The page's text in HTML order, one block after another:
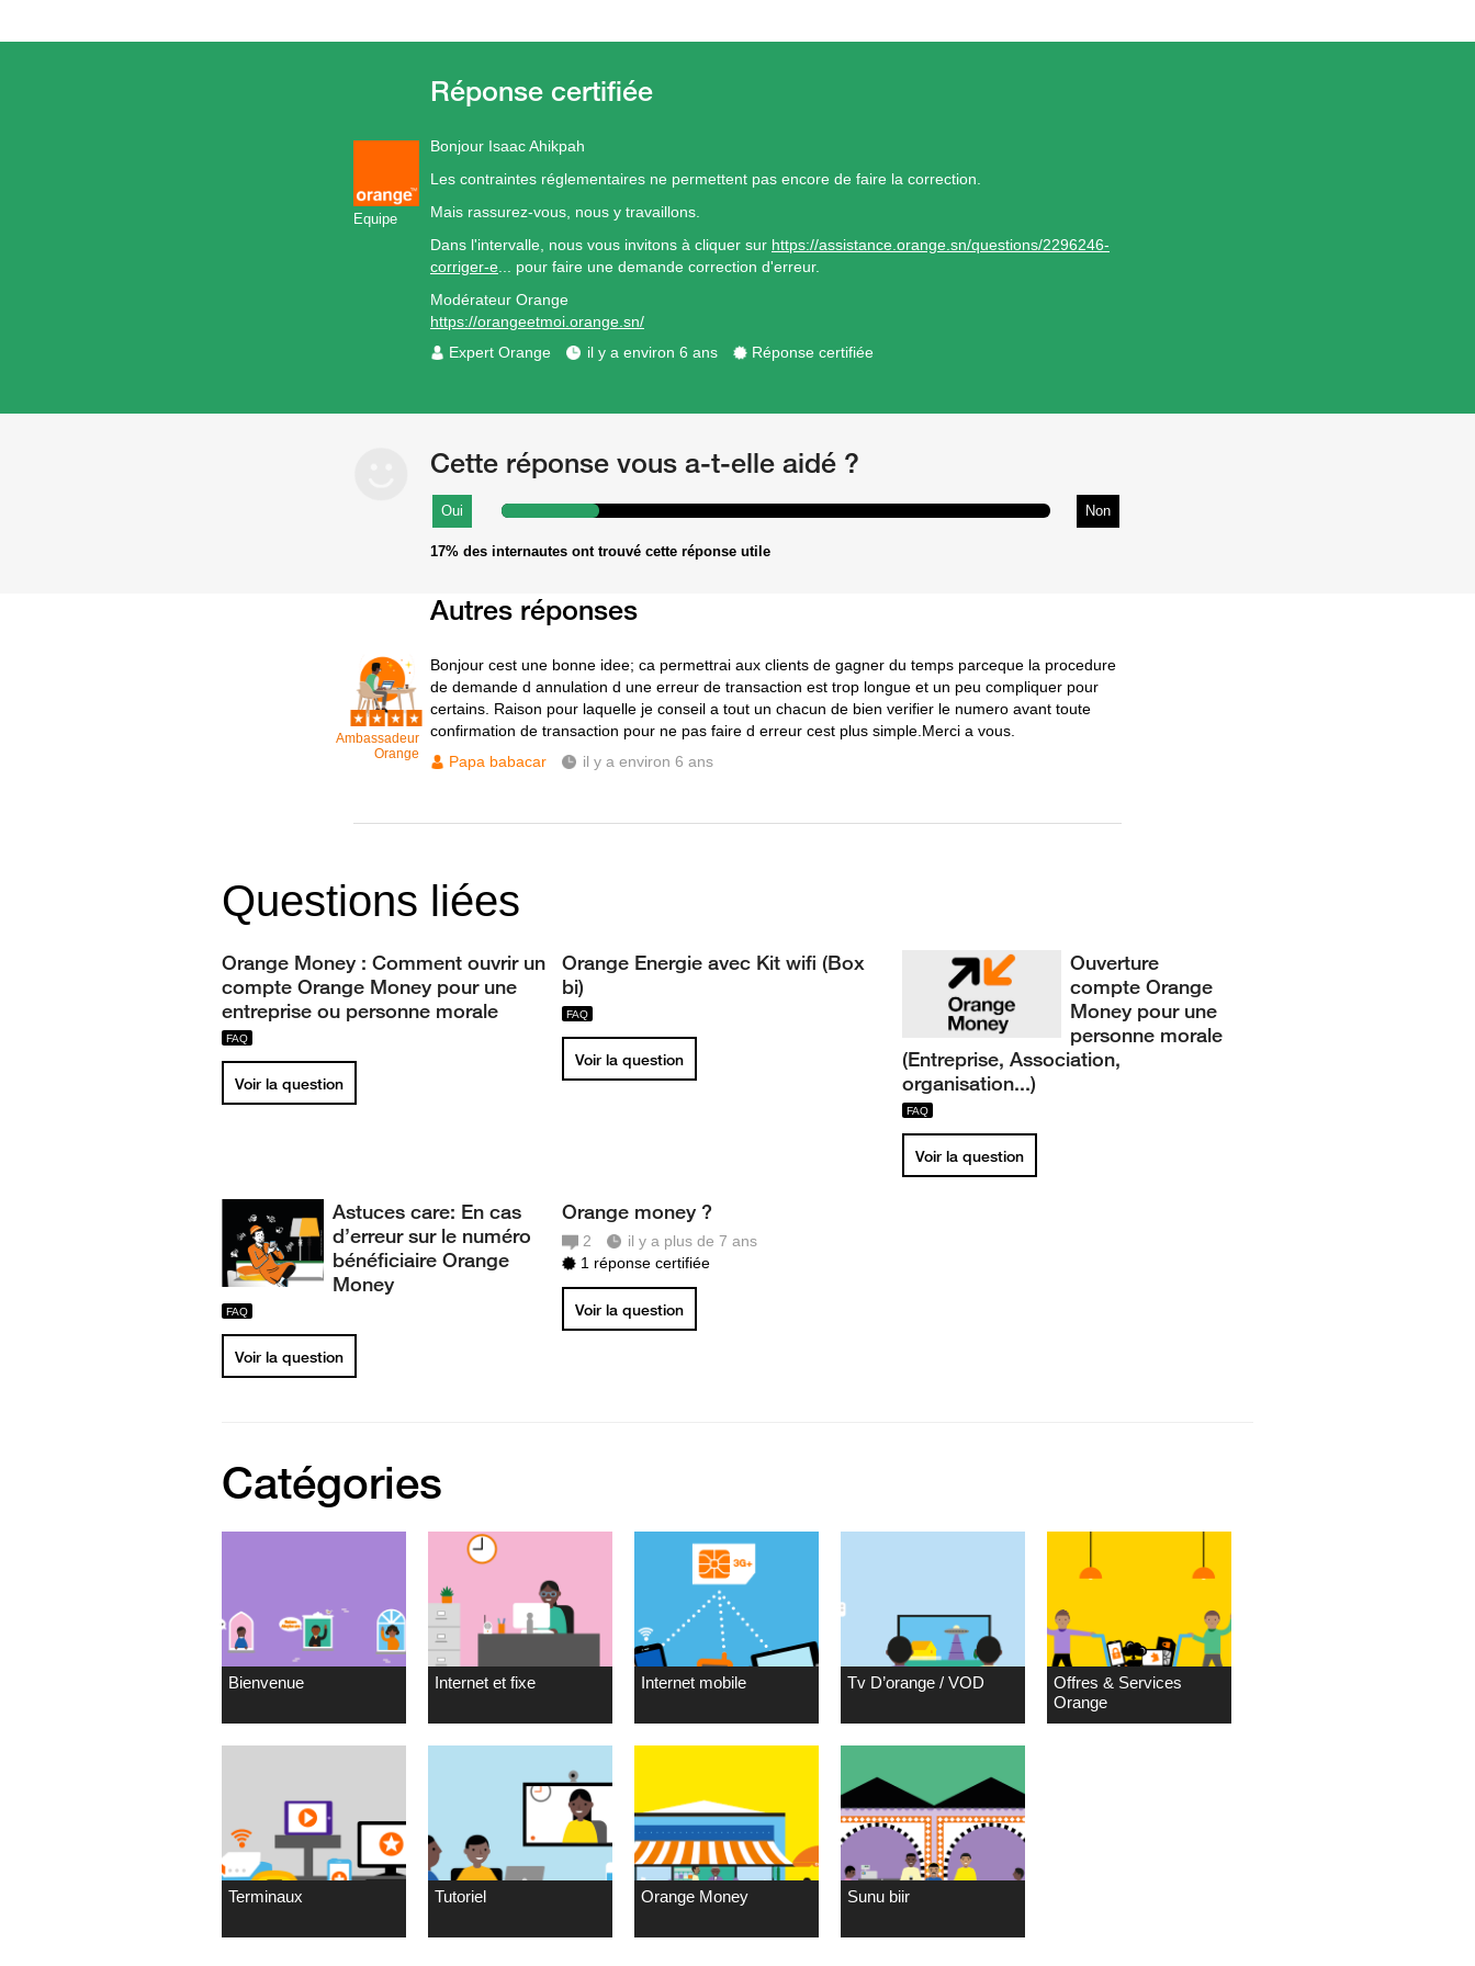
Equipe
Bonjour Isaac Ahikpah
Les contraintes réglementaires ne permettent pas encore de faire la correction.
Mais rassurez-vous, nous y travaillons.
Dans l'intervalle, nous vous invitons à cliquer sur https://assistance.orange.sn/questions/2296246-
corriger-e ... pour faire une demande correction d'erreur.
Modérateur Orange
https://orangeetmoi.orange.sn/
Expert Orange
il y a environ 6 ans Réponse certifiée
Cette réponse vous a-t-elle aidé ?
Non
Oui
17% des internautes ont trouvé cette réponse utile
Autres réponses
Ambassadeur
Orange
Bonjour cest une bonne idee; ca permettrai aux clients de gagner du temps parceque la procedure
de demande d annulation d une erreur de transaction est trop longue et un peu compliquer pour
certains. Raison pour laquelle je conseil a tout un chacun de bien verifier le numero avant toute
confirmation de transaction pour ne pas faire d erreur cest plus simple.Merci a vous.
Papa babacar
il y a environ 6 ans
Questions liées
Orange Money : Comment ouvrir un
compte Orange Money pour une
entreprise ou personne morale
Voir la question
Orange Energie avec Kit wifi (Box
bi)
Voir la question
Ouverture
compte Orange
Money pour une
personne morale
(Entreprise, Association,
organisation...)
Voir la question
Astuces care: En cas
d’erreur sur le numéro
bénéficiaire Orange
Money
Voir la question
Orange money ?
2
il y a plus de 7 ans
1 réponse certifiée
Voir la question
Catégories
Bienvenue Internet et fixe Internet mobile Tv D’orange / VOD
Offres & Services
Orange
Terminaux Tutoriel Orange Money Sunu biir